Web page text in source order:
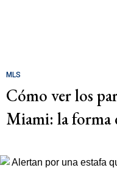
MLS
Cómo ver los
Miami: la forma